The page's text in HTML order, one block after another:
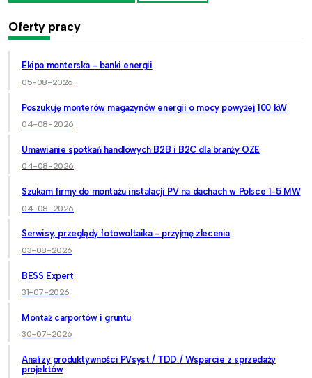
Oferty pracy
Ekipa monterska - banki energii
05-08-2026
Poszukuję monterów magazynów energii o mocy powyżej 100 kW
04-08-2026
Umawianie spotkań handlowych B2B i B2C dla branży OZE
04-08-2026
Szukam firmy do montażu instalacji PV na dachach w Polsce 1-5 MW
04-08-2026
Serwisy, przeglądy fotowoltaika - przyjmę zlecenia
03-08-2026
BESS Expert
31-07-2026
Montaż carportów i gruntu
30-07-2026
Analizy produktywności PVsyst / TDD / Wsparcie z sprzedaży
projektów